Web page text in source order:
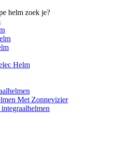
helm zoek je?
Helm
Met Zonnevizier